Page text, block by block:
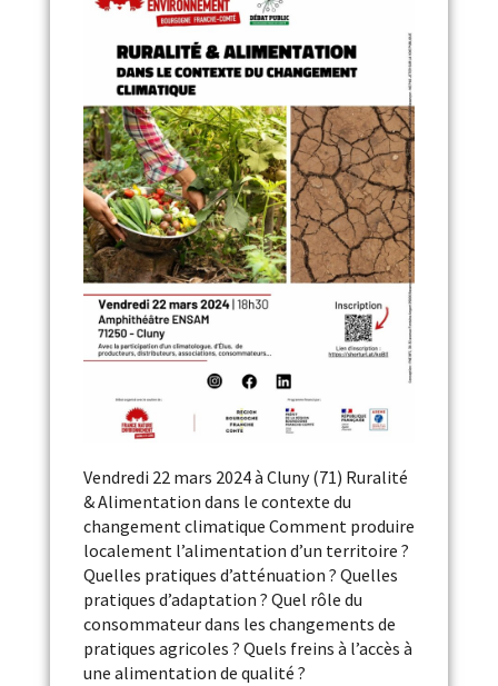
Vendredi 22 mars 2024 à Cluny (71) Ruralité
& Alimentation dans le contexte du
changement climatique Comment produire
localement l’alimentation d’un territoire ?
Quelles pratiques d’atténuation ? Quelles
pratiques d’adaptation ? Quel rôle du
consommateur dans les changements de
pratiques agricoles ? Quels freins à l’accès à
une alimentation de qualité ?